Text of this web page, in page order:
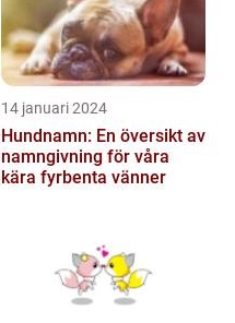
14 januari 2024
Hundnamn: En översikt av
namngivning för våra
kära fyrbenta vänner